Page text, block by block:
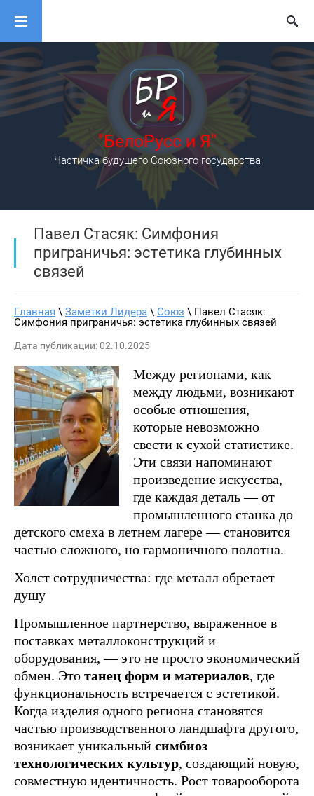
"БелоРусс и Я"
Частичка будущего Союзного государства
Павел Стасяк: Симфония
приграничья: эстетика глубинных
связей
Главная \ Заметки Лидера \ Союз \ Павел Стасяк:
Симфония приграничья: эстетика глубинных связей
Дата публикации: 02.10.2025
Между регионами, как
между людьми, возникают
особые отношения,
которые невозможно
свести к сухой статистике.
Эти связи напоминают
произведение искусства,
где каждая деталь — от
промышленного станка до
детского смеха в летнем лагере — становится
частью сложного, но гармоничного полотна.
Холст сотрудничества: где металл обретает
душу
Промышленное партнерство, выраженное в
поставках металлоконструкций и
оборудования, — это не просто экономический
обмен. Это танец форм и материалов, где
функциональность встречается с эстетикой.
Когда изделия одного региона становятся
частью производственного ландшафта другого,
возникает уникальный симбиоз
технологических культур, создающий новую,
совместную идентичность. Рост товарооборота